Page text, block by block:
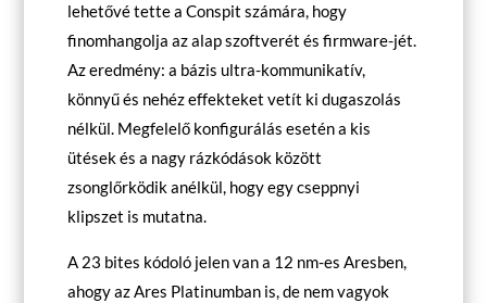
lehetővé tette a Conspit számára, hogy
finomhangolja az alap szoftverét és firmware-jét.
Az eredmény: a bázis ultra-kommunikatív,
könnyű és nehéz effekteket vetít ki dugaszolás
nélkül. Megfelelő konfigurálás esetén a kis
ütések és a nagy rázkódások között
zsonglőrködik anélkül, hogy egy cseppnyi
klipszet is mutatna.
A 23 bites kódoló jelen van a 12 nm-es Aresben,
ahogy az Ares Platinumban is, de nem vagyok